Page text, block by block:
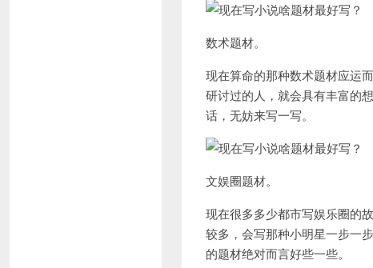
数术题材。
现在算命的那种数术题材应运
研讨过的人，就会具有丰富的
话，无妨来写一写。
文娱圈题材。
现在很多多少都市写娱乐圈的
较多，会写那种小明星一步一
的题材绝对而言好些一些。